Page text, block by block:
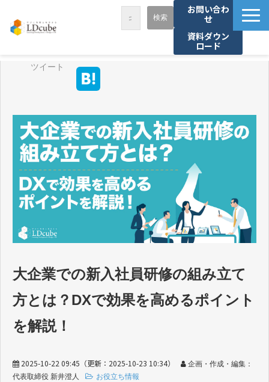
お問い合わ
せ
資料ダウン
ロード
LDcubeが選ばれる理由
事例紹介
セミナー・講座
お役立ち情報
資料ダウンロード
パートナー募集
ツイート
大企業での新入社員研修の組み立て
方とは？DXで効果を高めるポイント
を解説！
2025-10-22 09:45 （更新： 2025-10-23 10:34）
企画・作成・編集：
代表取締役 新井澄人
お役立ち情報